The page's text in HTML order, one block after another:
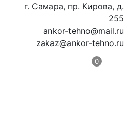
г. Самара, пр. Кирова, д.
255
ankor-tehno@mail.ru
zakaz@ankor-tehno.ru
0